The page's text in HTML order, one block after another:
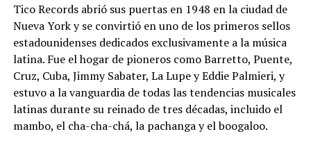
Tico Records abrió sus puertas en 1948 en la ciudad de
Nueva York y se convirtió en uno de los primeros sellos
estadounidenses dedicados exclusivamente a la música
latina. Fue el hogar de pioneros como Barretto, Puente,
Cruz, Cuba, Jimmy Sabater, La Lupe y Eddie Palmieri, y
estuvo a la vanguardia de todas las tendencias musicales
latinas durante su reinado de tres décadas, incluido el
mambo, el cha-cha-chá, la pachanga y el boogaloo.